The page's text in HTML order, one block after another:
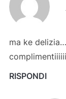
ma ke
RISPONDI